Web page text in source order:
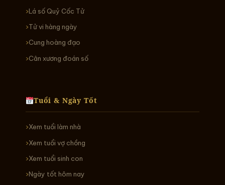
Lá số Quỷ Cốc Tử
Tử vi hàng ngày
Cung hoàng đạo
Cân xương đoán số
Tuổi & Ngày Tốt
Xem tuổi làm nhà
Xem tuổi vợ chồng
Xem tuổi sinh con
Ngày tốt hôm nay